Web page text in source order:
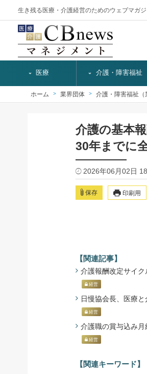
生き残る医療・介護経営のためのウェブマガ
医療 介護・障害福祉
ホーム 業界団体 介護・障害福祉（
介護の基本
30年までに
2026年06月02日
保存 印刷用
【関連記事】
介護報酬改定サイ
経営
日慢協会長、医療
経営
介護職の賞与込み
経営
【関連キーワード】